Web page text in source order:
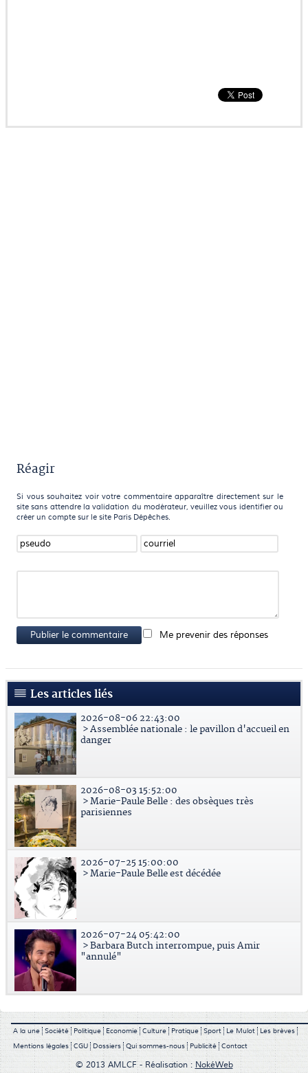
Réagir
Si vous souhaitez voir votre commentaire apparaître directement sur le
site sans attendre la validation du modérateur, veuillez vous identifier ou
créer un compte sur le site Paris Dépêches.
Publier le commentaire Me prevenir des réponses
Les articles liés
2026-08-06 22:43:00
> Assemblée nationale : le pavillon d'accueil en
danger
2026-08-03 15:52:00
> Marie-Paule Belle : des obsèques très
parisiennes
2026-07-25 15:00:00
> Marie-Paule Belle est décédée
2026-07-24 05:42:00
> Barbara Butch interrompue, puis Amir
"annulé"
A la une Société Politique Economie Culture Pratique Sport Le Mulot
Les brèves
Mentions légales CGU Dossiers Qui sommes-nous Publicité Contact
© 2013 AMLCF - Réalisation : NokéWeb